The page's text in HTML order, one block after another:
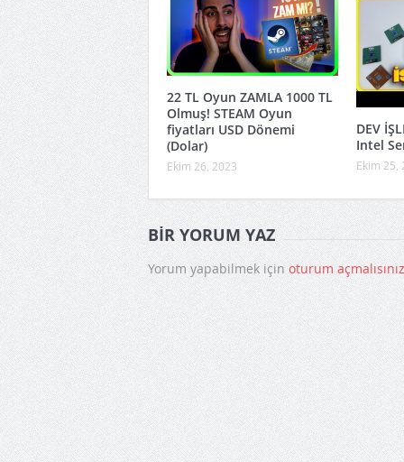
22 TL Oyun ZAMLA 1000 TL
Olmuş! STEAM Oyun
fiyatları USD Dönemi
(Dolar)
Ekim 26, 2023
DEV
Intel
Ekim 25,
BIR YORUM YAZ
Yorum yapabilmek için oturum açmalısınız